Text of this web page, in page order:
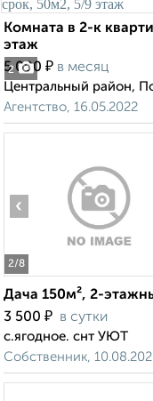
2
Комната в 2-к
этаж
5 000 ₽ в месяц
Центральный район,
Агентство, 16.05.2022
2/8
‹
Дача 150м², 2-
3 500 ₽ в сутки
c.ягодное. снт УЮТ
Собственник,